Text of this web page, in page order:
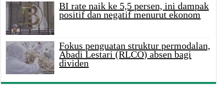
BI rate naik ke 5,5 persen, ini dampak
positif dan negatif menurut ekonom
Fokus penguatan struktur permodalan,
Abadi Lestari (RLCO) absen bagi
dividen